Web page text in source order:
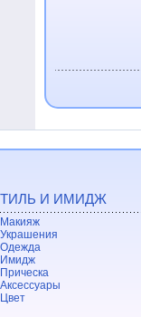
И ИМИДЖ
Макияж
Украшения
Одежда
Имидж
Прическа
Аксессуары
Цвет